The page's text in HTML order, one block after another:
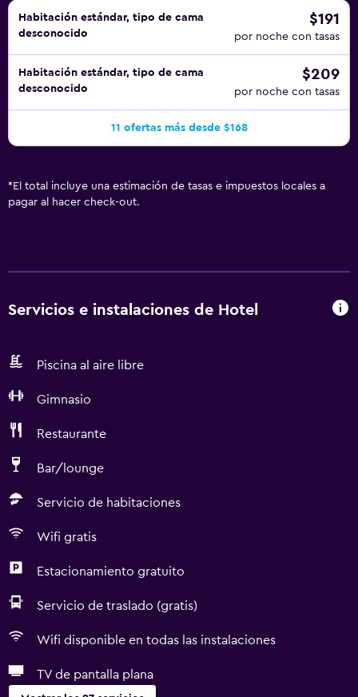
Habitación estándar, tipo de cama
desconocido
$191
por noche con tasas
Habitación estándar, tipo de cama
desconocido
$209
por noche con tasas
11 ofertas más desde $168
* El total incluye una estimación de tasas e impuestos locales a
pagar al hacer check-out.
Servicios e instalaciones de Hotel
Piscina al aire libre
Gimnasio
Restaurante
Bar/lounge
Servicio de habitaciones
Wifi gratis
Estacionamiento gratuito
Servicio de traslado (gratis)
Wifi disponible en todas las instalaciones
TV de pantalla plana